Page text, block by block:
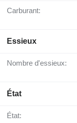
Carburant:
Essieux
Nombre d'essieux:
État
État: